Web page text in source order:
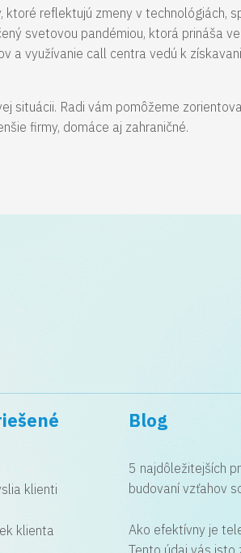
reflektujú zmeny v technológiách,
svetovou pandémiou, ktorá prináša
využívanie call centra vedú k
situácii. Radi vám pomôžeme
firmy, domáce aj zahraničné.
klienti
klienta
Blog
5 najdôležitejších
budovaní vzťahov
Ako efektívny je